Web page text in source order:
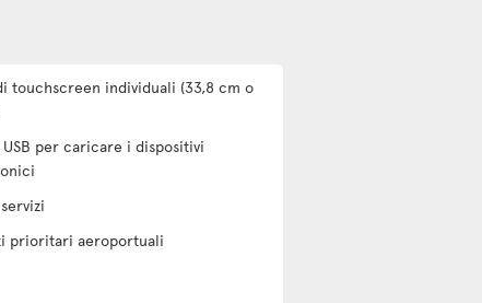
touchscreen individuali (33,8 cm o
per caricare i dispositivi
prioritari aeroportuali